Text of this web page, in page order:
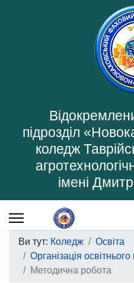
підрозділ
коледж
імені
Ви тут: Коледж
Освіта
Організація
Методична робота